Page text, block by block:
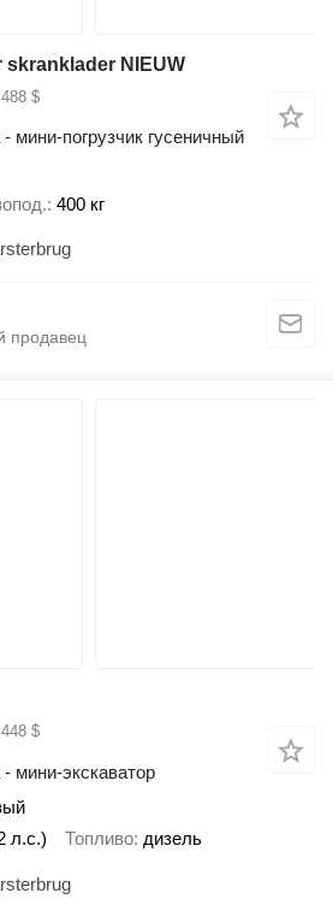
skranklader NIEUW
$
мини-погрузчик гусеничный
400 кг
$
мини-экскаватор
л.с.) Топливо дизель